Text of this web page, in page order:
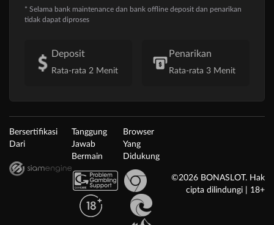
* Selama bank maintenance dan bank offline deposit dan penarikan
tidak dapat diproses
Deposit
Rata-rata 2 Menit
Penarikan
Rata-rata 3 Menit
Bersertifikasi
Dari
Tanggung
Jawab
Bermain
Browser
Yang
Didukung
©2026 BONASLOT. Hak
cipta dilindungi | 18+